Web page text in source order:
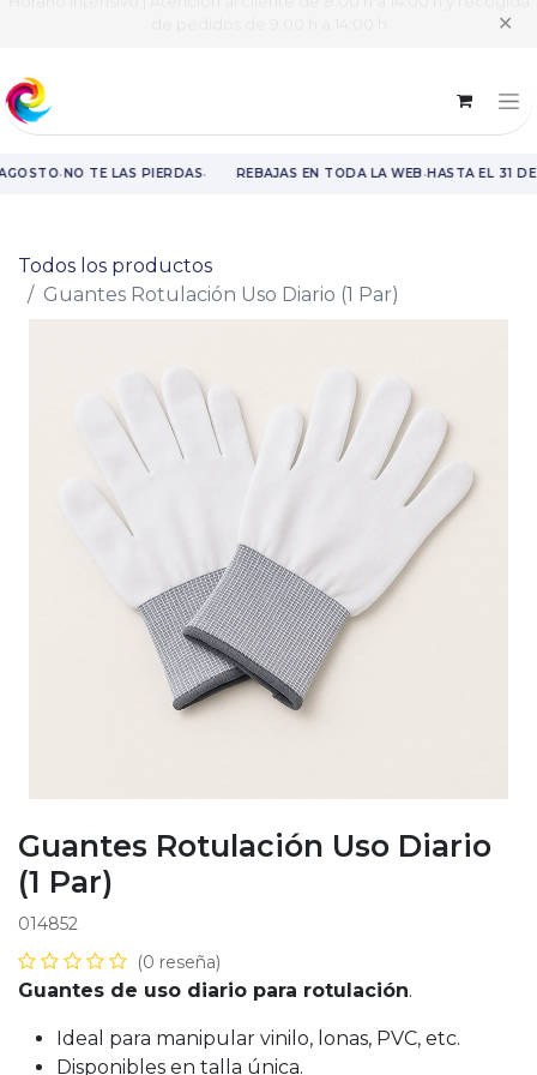
✕
·NO TE LAS PIERDAS· REBAJAS EN TODA LA WEB·HASTA EL 31 DE
Todos los productos
Guantes Rotulación Uso Diario (1 Par)
Guantes Rotulación Uso Diario
(1 Par)
014852
(0 reseña)
Guantes de uso diario para rotulación.
Ideal para manipular vinilo, lonas, PVC, etc.
Disponibles en talla única.